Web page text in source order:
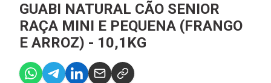
GUABI NATURAL CÃO SENIOR
RAÇA MINI E PEQUENA (FRANGO
E ARROZ) - 10,1KG